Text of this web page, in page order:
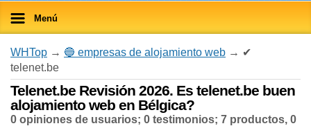
Menú
WHTop → 🔵 empresas de alojamiento web → ✔
telenet.be
Telenet.be Revisión 2026. Es telenet.be buen
alojamiento web en Bélgica?
0 opiniones de usuarios; 0 testimonios; 7 productos, 0